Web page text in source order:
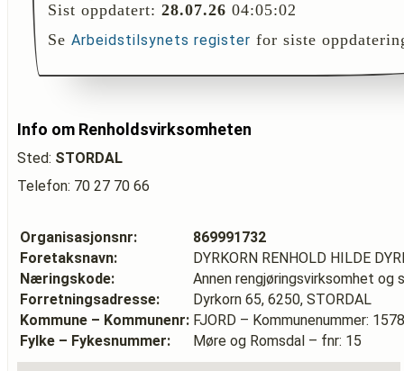
Sist oppdatert: 28.07.26 04:05:02
Se Arbeidstilsynets register for siste
Info om Renholdsvirksomheten
Sted: STORDAL
Telefon: 70 27 70 66
Organisasjonsnr:
869991732
Foretaksnavn:
DYRKORN RENHOLD HILDE
Næringskode:
Annen rengjøringsvirksomhet og
Forretningsadresse:
Dyrkorn 65, 6250, STORDAL
Kommune – Kommunenr: FJORD – Kommunenummer: 1578
Fylke – Fykesnummer:
Møre og Romsdal – fnr: 15